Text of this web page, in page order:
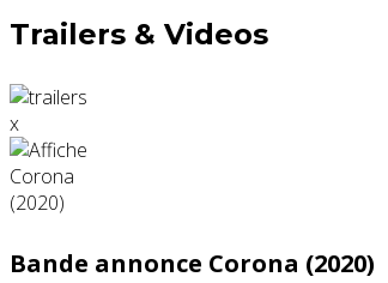
Trailers & Videos
x
Bande annonce Corona (2020)